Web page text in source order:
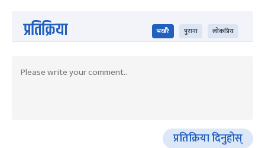
प्रतिक्रिया भर्खरै पुराना लोकप्रिय
प्रतिक्रिया दिनुहोस्